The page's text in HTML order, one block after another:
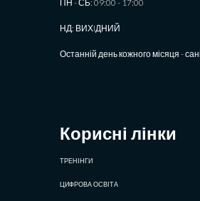
ПН - СБ: 09:00 - 17:00
НД: ВИХIДНИЙ
Останній день кожного місяця -
Корисні лінки
ТРЕНІНГИ
ЦИФРОВА ОСВІТА